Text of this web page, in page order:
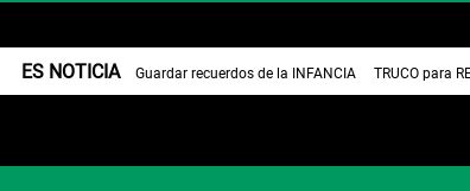
ES NOTICIA Guardar recuerdos de la INFANCIA TRUCO para